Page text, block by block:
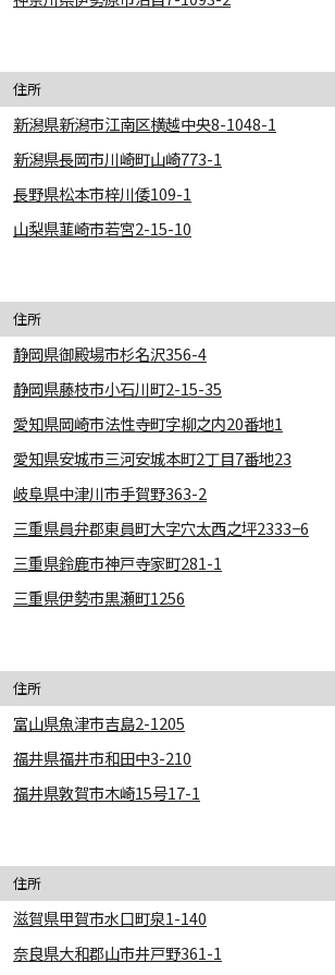
住所
新潟県新潟市江南区横越中央8-1048-1
新潟県長岡市川崎町山崎773-1
長野県松本市梓川倭109-1
山梨県韮崎市若宮2-15-10
住所
静岡県御殿場市杉名沢356-4
静岡県藤枝市小石川町2-15-35
愛知県岡崎市法性寺町字柳之内20番地1
愛知県安城市三河安城本町2丁目7番地23
岐阜県中津川市手賀野363-2
三重県員弁郡東員町大字穴太西之坪2333−6
三重県鈴鹿市神戸寺家町281-1
三重県伊勢市黒瀬町1256
住所
富山県魚津市吉島2-1205
福井県福井市和田中3-210
福井県敦賀市木崎15号17-1
住所
滋賀県甲賀市水口町泉1-140
奈良県大和郡山市井戸野361-1